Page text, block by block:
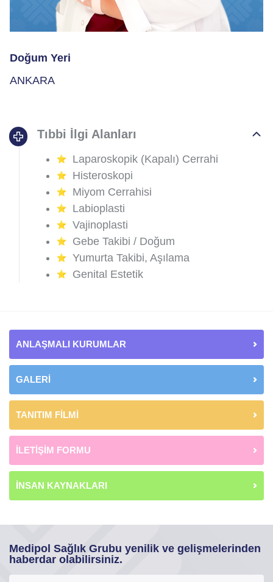
Doğum Yeri
ANKARA
Tıbbi İlgi Alanları
Laparoskopik (Kapalı) Cerrahi
Histeroskopi
Miyom Cerrahisi
Labioplasti
Vajinoplasti
Gebe Takibi / Doğum
Yumurta Takibi, Aşılama
Genital Estetik
ANLAŞMALI KURUMLAR
GALERİ
TANITIM FİLMİ
İLETİŞİM FORMU
İNSAN KAYNAKLARI
Medipol Sağlık Grubu yenilik ve gelişmelerinden
haberdar olabilirsiniz.